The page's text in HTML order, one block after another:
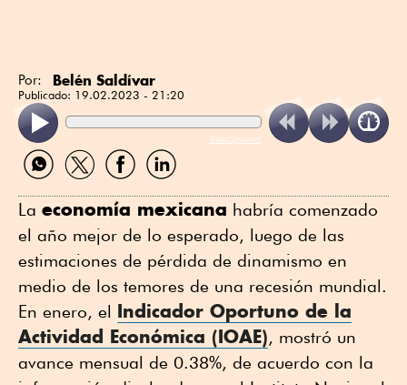
Por: Belén Saldívar
Publicado: 19.02.2023 - 21:20
ReadSpeaker
Compartir
por
Compartir
por
Compartir
por
Compartir
por
La economía mexicana habría comenzado
el año mejor de lo esperado, luego de las
estimaciones de pérdida de dinamismo en
medio de los temores de una recesión mundial.
En enero, el Indicador Oportuno de la
Actividad Económica (IOAE), mostró un
avance mensual de 0.38%, de acuerdo con la